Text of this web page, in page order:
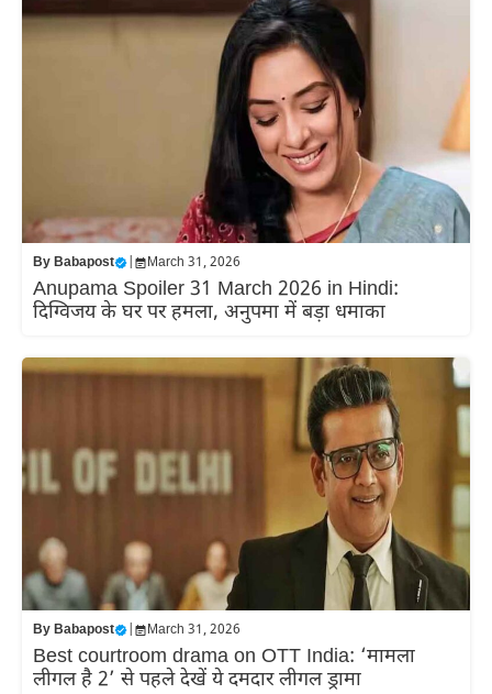
ByBabapost March 31, 2026
Anupama Spoiler 31 March 2026 in Hindi:
दिग्विजय के घर पर हमला, अनुपमा में बड़ा धमाका
ByBabapost March 31, 2026
Best courtroom drama on OTT India: ‘मामला
लीगल है 2’ से पहले देखें ये दमदार लीगल ड्रामा